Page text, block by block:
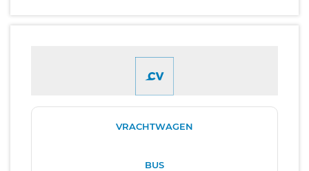
VRACHTWAGEN
BUS